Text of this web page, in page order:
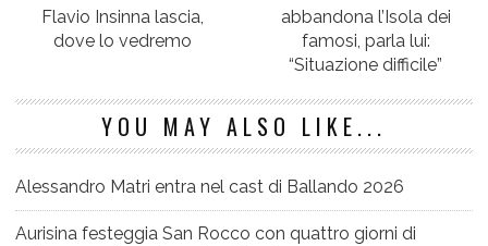
Flavio Insinna lascia,
dove lo vedremo
abbandona l’Isola dei
famosi, parla lui:
“Situazione difficile”
YOU MAY ALSO LIKE...
Alessandro Matri entra nel cast di Ballando 2026
Aurisina festeggia San Rocco con quattro giorni di